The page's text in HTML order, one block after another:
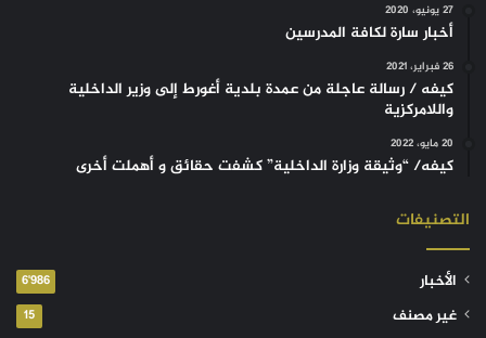
27 يونيو، 2020
أخبار سارة لكافة المدرسين
26 فبراير، 2021
كيفه / رسالة عاجلة من عمدة بلدية أغورط إلى وزير الداخلية
واللامركزية
20 مايو، 2022
كيفه/ “وثيقة وزارة الداخلية” كشفت حقائق و أهملت أخرى
التصنيفات
الأخبار 6٬986
غير مصنف 15